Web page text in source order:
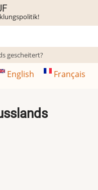
gescheitert?
English Français